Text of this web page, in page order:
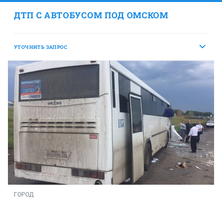
ДТП С АВТОБУСОМ ПОД ОМСКОМ
УТОЧНИТЬ ЗАПРОС
ГОРОД